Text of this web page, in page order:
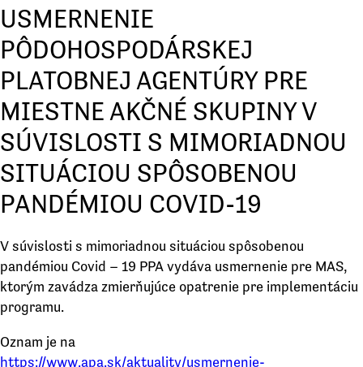
USMERNENIE
PÔDOHOSPODÁRSKEJ
PLATOBNEJ AGENTÚRY PRE
MIESTNE AKČNÉ SKUPINY V
SÚVISLOSTI S MIMORIADNOU
SITUÁCIOU SPÔSOBENOU
PANDÉMIOU COVID-19
V súvislosti s mimoriadnou situáciou spôsobenou
pandémiou Covid – 19 PPA vydáva usmernenie pre MAS,
ktorým zavádza zmierňujúce opatrenie pre implementáciu
programu.
Oznam je na
https://www.apa.sk/aktuality/usmernenie-